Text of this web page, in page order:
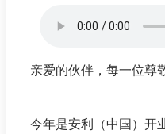
亲爱的伙伴，每一位尊
今年是安利（中国）开